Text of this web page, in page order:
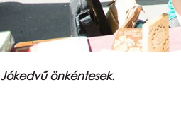
Jókedvű önkéntesek.